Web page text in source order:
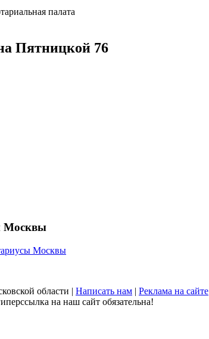
палата
Пятницкой 76
Москвы
Москвы
области | Написать нам | Реклама на сайте
на наш сайт обязательна!